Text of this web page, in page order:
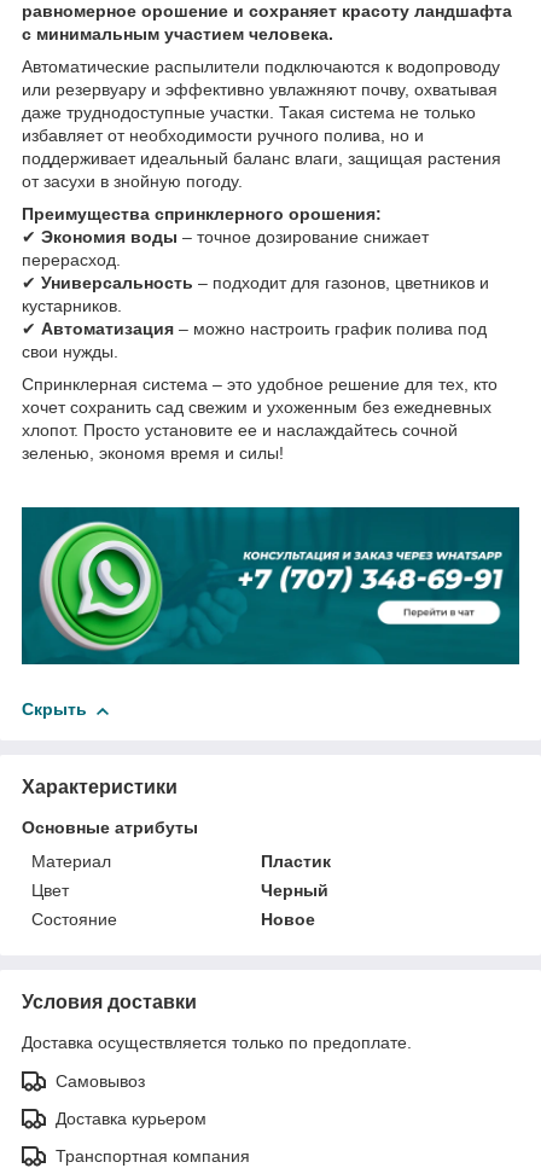
равномерное орошение и сохраняет красоту ландшафта
с минимальным участием человека.
Автоматические распылители подключаются к водопроводу
или резервуару и эффективно увлажняют почву, охватывая
даже труднодоступные участки. Такая система не только
избавляет от необходимости ручного полива, но и
поддерживает идеальный баланс влаги, защищая растения
от засухи в знойную погоду.
Преимущества спринклерного орошения:
✔ Экономия воды – точное дозирование снижает
перерасход.
✔ Универсальность – подходит для газонов, цветников и
кустарников.
✔ Автоматизация – можно настроить график полива под
свои нужды.
Спринклерная система – это удобное решение для тех, кто
хочет сохранить сад свежим и ухоженным без ежедневных
хлопот. Просто установите ее и наслаждайтесь сочной
зеленью, экономя время и силы!
Скрыть
Характеристики
Основные атрибуты
Материал
Пластик
Цвет
Черный
Состояние
Новое
Условия доставки
Доставка осуществляется только по предоплате.
Самовывоз
Доставка курьером
Транспортная компания